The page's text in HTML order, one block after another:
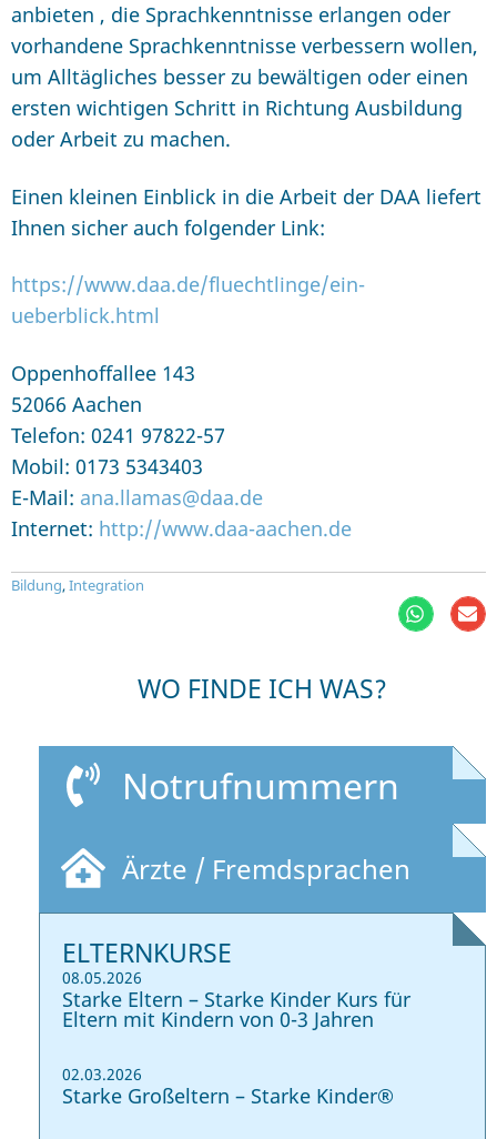
anbieten , die Sprachkenntnisse erlangen oder
vorhandene Sprachkenntnisse verbessern wollen,
um Alltägliches besser zu bewältigen oder einen
ersten wichtigen Schritt in Richtung Ausbildung
oder Arbeit zu machen.
Einen kleinen Einblick in die Arbeit der DAA liefert
Ihnen sicher auch folgender Link:
https://www.daa.de/fluechtlinge/ein-
ueberblick.html
Oppenhoffallee 143
52066 Aachen
Telefon: 0241 97822-57
Mobil: 0173 5343403
E-Mail: ana.llamas@daa.de
Internet: http://www.daa-aachen.de
Bildung,Integration
WO FINDE ICH WAS?
Notrufnummern
Ärzte / Fremdsprachen
ELTERNKURSE
08.05.2026
Starke Eltern – Starke Kinder Kurs für
Eltern mit Kindern von 0-3 Jahren
02.03.2026
Starke Großeltern – Starke Kinder®